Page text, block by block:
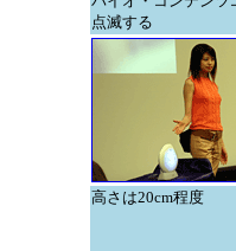
点滅する
高さは20cm程度